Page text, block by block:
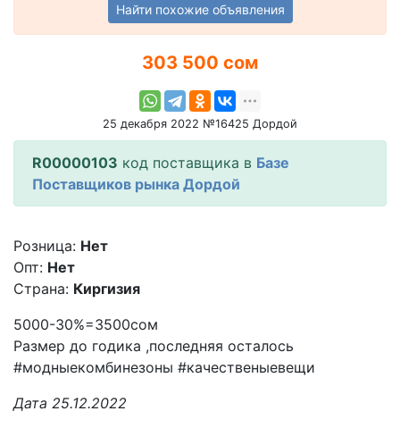
Найти похожие объявления
303 500 сом
25 декабря 2022 №16425 Дордой
R00000103 код поставщика в Базе
Поставщиков рынка Дордой
Розница: Нет
Опт: Нет
Страна: Киргизия
5000-30%=3500сом
Размер до годика ,последняя осталось
#модныекомбинезоны #качественыевещи
Дата 25.12.2022